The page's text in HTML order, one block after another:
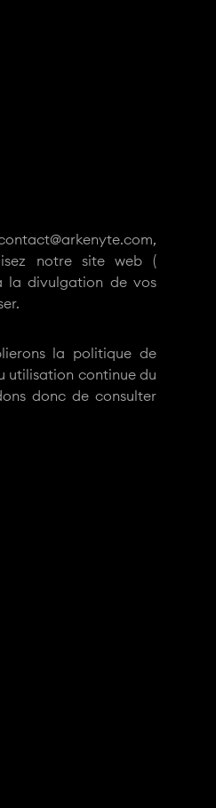
notre site web (
la divulgation de vos
la politique de
utilisation continue du
donc de consulter